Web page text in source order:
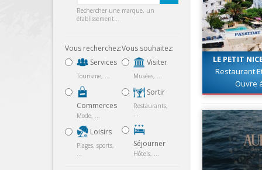
Rechercher une marque, un
établissement...
Vous recherchez:
Services
Tourisme, ...
Commerces
Mode, ...
Loisirs
Plages, sports,
...
Vous souhaitez:
Visiter
Musées, ...
Sortir
Restaurants,
...
Séjourner
Hôtels, ...
LE PETIT
Restaurant
Ouvre